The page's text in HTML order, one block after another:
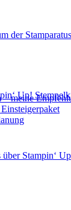
der
Up!
über Stampin‘
– meine